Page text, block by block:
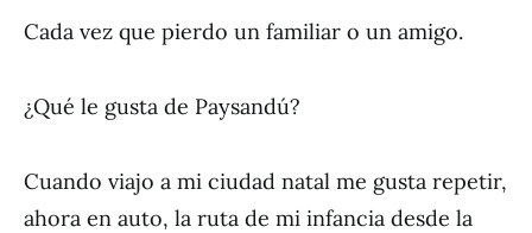
Cada vez que pierdo un familiar o un amigo.
¿Qué le gusta de Paysandú?
Cuando viajo a mi ciudad natal me gusta repetir,
ahora en auto, la ruta de mi infancia desde la